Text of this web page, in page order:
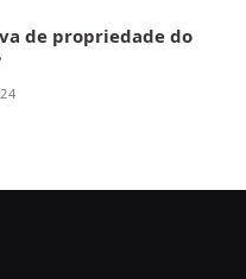
de propriedade do